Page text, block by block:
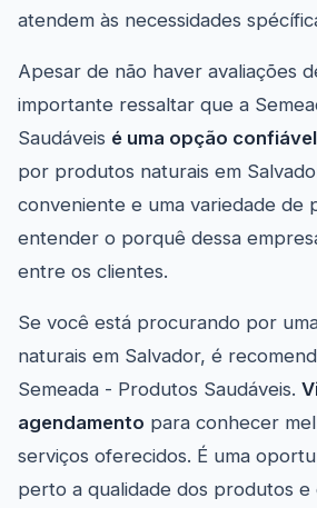
atendem às necessidades
Apesar de não haver avaliações
importante ressaltar que a
Saudáveis é uma opção confiável
por produtos naturais em
conveniente e uma variedade de
entender o porquê dessa
entre os clientes.
Se você está procurando por
naturais em Salvador, é
Semeada - Produtos Saudáveis.
agendamento para conhecer
serviços oferecidos. É uma
perto a qualidade dos produtos e